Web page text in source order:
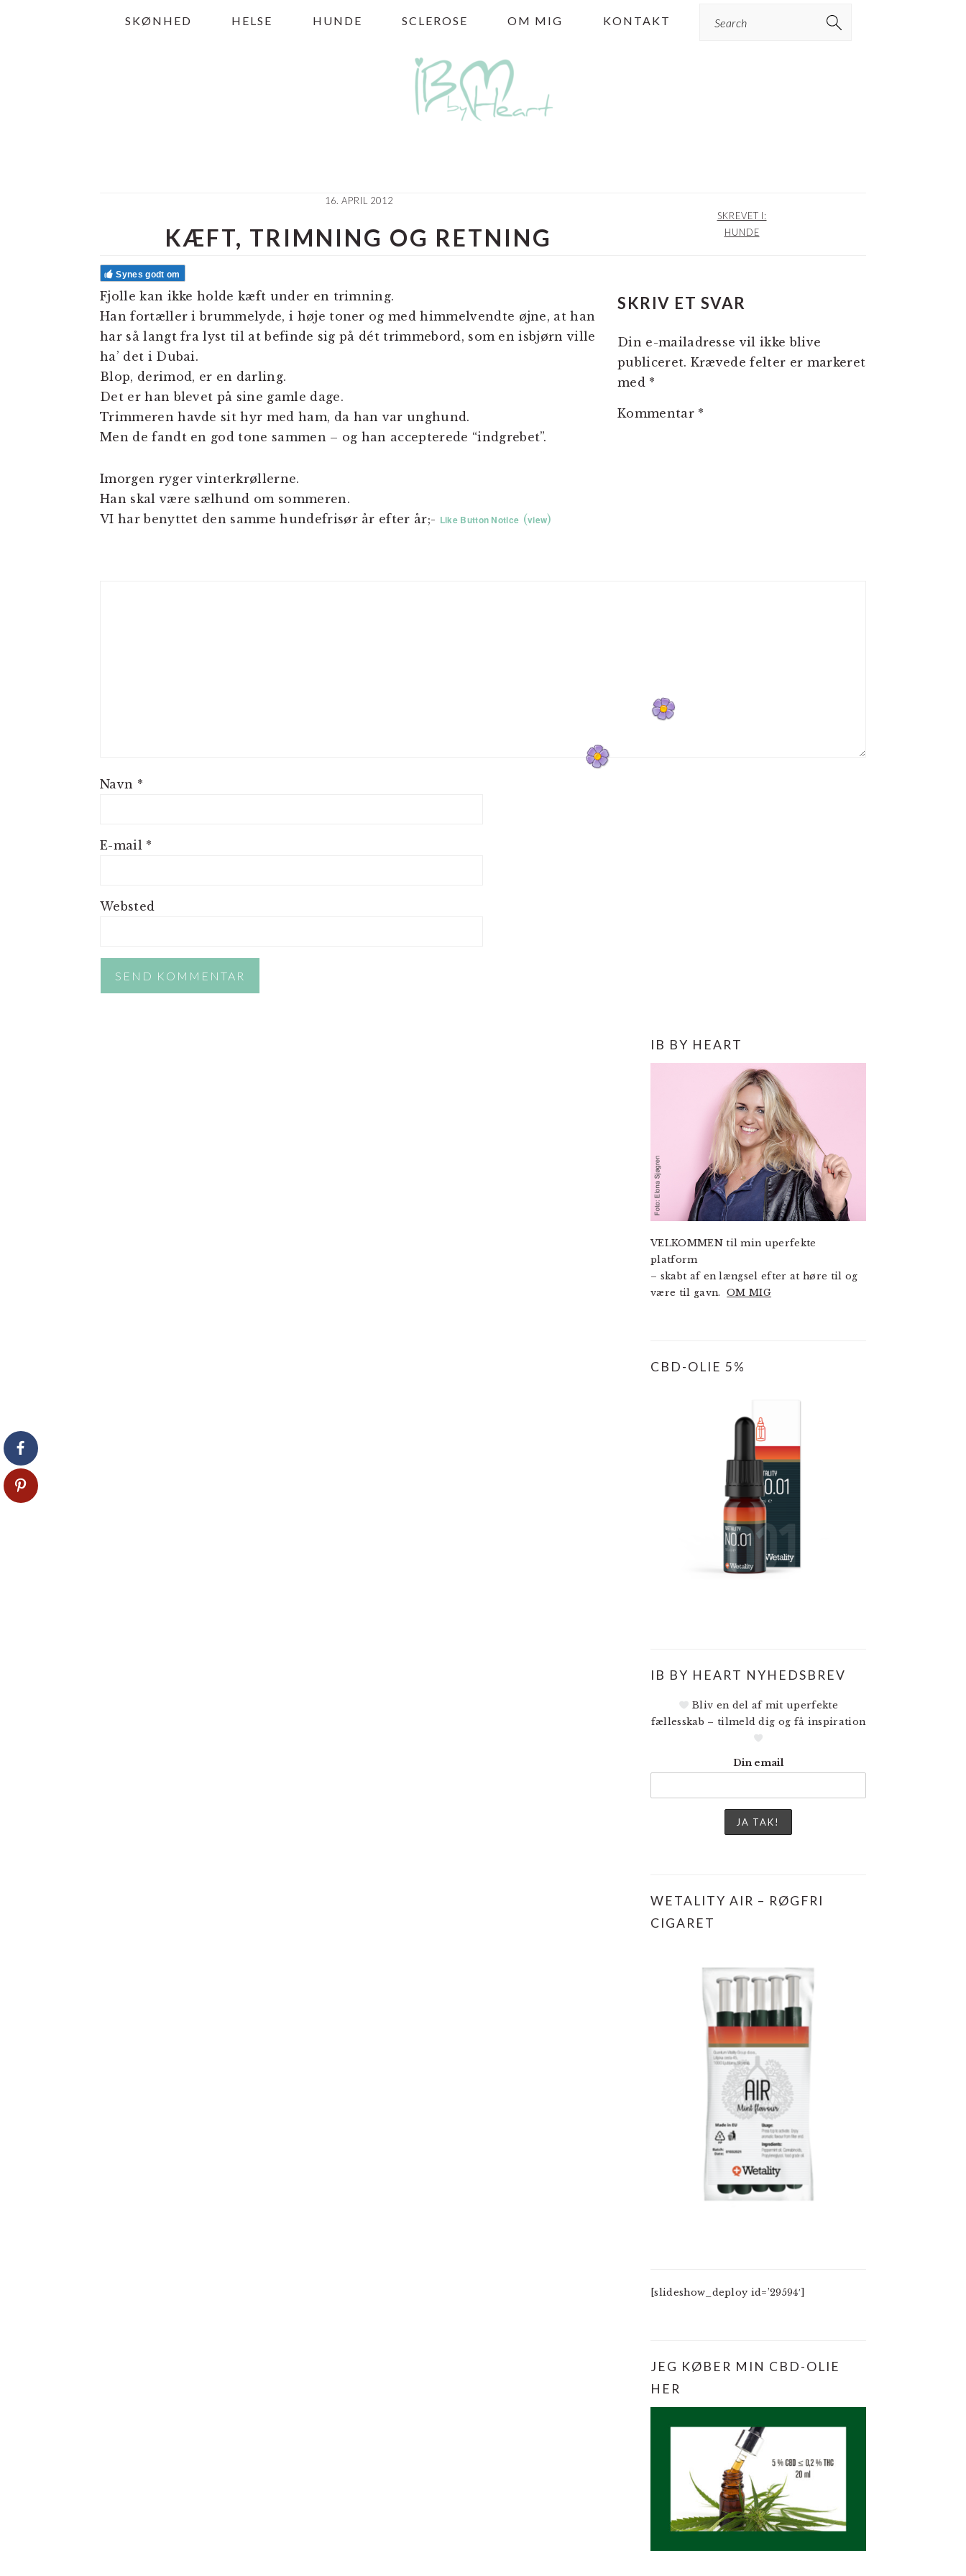
SKØNHED HELSE HUNDE SCLEROSE OM MIG KONTAKT
16. APRIL 2012
KÆFT, TRIMNING OG RETNING
Synes godt om
Fjolle kan ikke holde kæft under en trimning.
Han fortæller i brummelyde, i høje toner og med himmelvendte øjne, at han
har så langt fra lyst til at befinde sig på dét trimmebord, som en isbjørn ville
ha’ det i Dubai.
Blop, derimod, er en darling.
Det er han blevet på sine gamle dage.
Trimmeren havde sit hyr med ham, da han var unghund.
Men de fandt en god tone sammen – og han accepterede “indgrebet”.
Imorgen ryger vinterkrøllerne.
Han skal være sælhund om sommeren.
VI har benyttet den samme hundefrisør år efter år;- Like Button Notice (view)
SKREVET I:
HUNDE
LÆSERINTERAKTIONER
SKRIV ET SVAR
Din e-mailadresse vil ikke blive
publiceret. Krævede felter er markeret
med *
Kommentar *
Navn *
E-mail *
Websted
PRIMÆR
IB BY HEART
VELKOMMEN til min uperfekte
platform
– skabt af en længsel efter at høre til og
være til gavn.OM MIG
CBD-OLIE 5%
IB BY HEART NYHEDSBREV
Bliv en del af mit uperfekte
fællesskab – tilmeld dig og få inspiration
Din email
WETALITY AIR – RØGFRI
CIGARET
[slideshow_deploy id=’29594′]
JEG KØBER MIN CBD-OLIE
HER